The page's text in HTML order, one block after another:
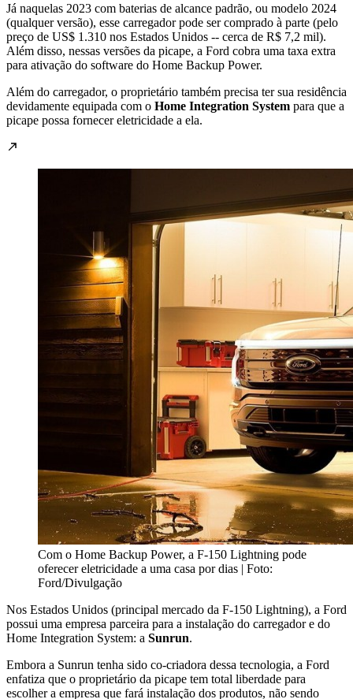
Já naquelas 2023 com baterias de alcance padrão, ou modelo 2024
(qualquer versão), esse carregador pode ser comprado à parte (pelo
preço de US$ 1.310 nos Estados Unidos -- cerca de R$ 7,2 mil).
Além disso, nessas versões da picape, a Ford cobra uma taxa extra
para ativação do software do Home Backup Power.
Além do carregador, o proprietário também precisa ter sua residência
devidamente equipada com o Home Integration System para que a
picape possa fornecer eletricidade a ela.
Com o Home Backup Power, a F-150 Lightning pode
oferecer eletricidade a uma casa por dias | Foto:
Ford/Divulgação
Nos Estados Unidos (principal mercado da F-150 Lightning), a Ford
possui uma empresa parceira para a instalação do carregador e do
Home Integration System: a Sunrun.
Embora a Sunrun tenha sido co-criadora dessa tecnologia, a Ford
enfatiza que o proprietário da picape tem total liberdade para
escolher a empresa que fará instalação dos produtos, não sendo